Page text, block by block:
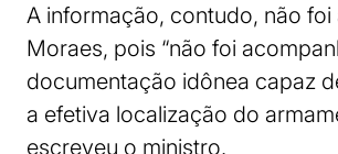
A informação, contudo, não
Moraes, pois “não foi
documentação idônea capaz
a efetiva localização do
escreveu o ministro.